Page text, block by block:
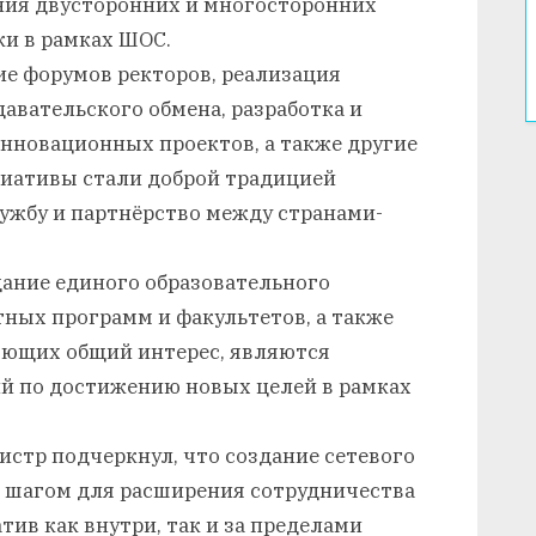
в рамках ШОС.
форумов ректоров, реализация
обмена, разработка и
проектов, а также другие
стали доброй традицией
и партнёрство между странами-
единого образовательного
программ и факультетов, а также
общий интерес, являются
по достижению новых целей в рамках
подчеркнул, что создание сетевого
для расширения сотрудничества
как внутри, так и за пределами